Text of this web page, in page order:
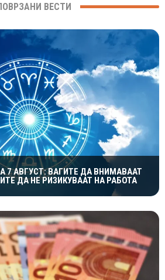
ВЕСТИ
7 АВГУСТ: ВАГИТЕ ДА ВНИМАВААТ
ДА НЕ РИЗИКУВААТ НА РАБОТА